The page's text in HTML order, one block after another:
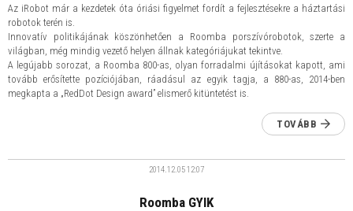
Az iRobot már a kezdetek óta óriási figyelmet fordít a fejlesztésekre a háztartási
robotok terén is.
Innovatív politikájának köszönhetően a Roomba porszívórobotok, szerte a
világban, még mindig vezető helyen állnak kategóriájukat tekintve.
A legújabb sorozat, a Roomba 800-as, olyan forradalmi újításokat kapott, ami
tovább erősítette pozíciójában, ráadásul az egyik tagja, a 880-as, 2014-ben
megkapta a „RedDot Design award” elismerő kitüntetést is.
TOVÁBB
Roomba GYIK
2014.12.0512:07